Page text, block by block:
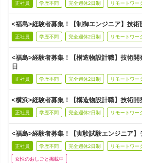
正社員 学歴不問 完全週休2日制 リモートワー
<福島>経験者募集！【制御エンジニア】技術
正社員 学歴不問 完全週休2日制 リモートワー
<福島>経験者募集！【構造物設計職】技術開
日
正社員 学歴不問 完全週休2日制 リモートワー
<横浜>経験者募集！【構造物設計職】技術開
正社員 学歴不問 完全週休2日制 リモートワー
<福島>経験者募集！【実験試験エンジニア】
正社員 学歴不問 完全週休2日制 リモートワー
女性のおしごと掲載中